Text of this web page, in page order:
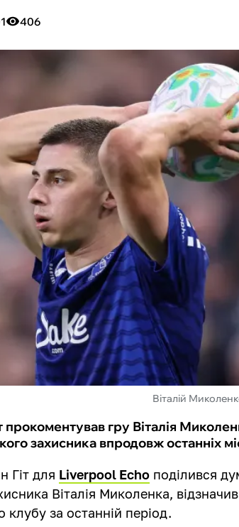
406
Віталій
гру Віталія
захисника впродовж останніх
Гіт для Liverpool Echo поділився
Віталія Миколенка,
клубу за останній період.